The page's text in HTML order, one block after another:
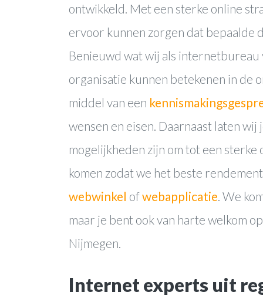
ontwikkeld. Met een sterke online
ervoor kunnen zorgen dat bepaalde
Benieuwd wat wij als
organisatie kunnen betekenen in de
middel van een
wensen en eisen. Daarnaast laten wij
mogelijkheden zijn om tot een sterke
komen zodat we het beste
webwinkel ofwebapplicatie . We
maar je bent ook van harte welkom
Nijmegen.
Internet experts uit